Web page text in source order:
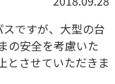
ですが、大型の台
の安全を考慮いた
とさせていただきま